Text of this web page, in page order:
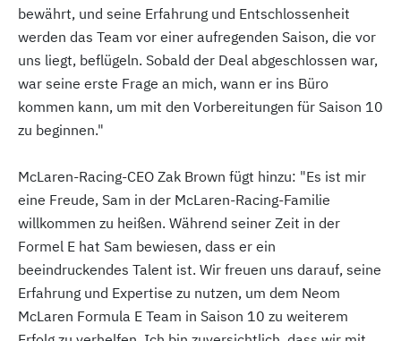
bewährt, und seine Erfahrung und Entschlossenheit
werden das Team vor einer aufregenden Saison, die vor
uns liegt, beflügeln. Sobald der Deal abgeschlossen war,
war seine erste Frage an mich, wann er ins Büro
kommen kann, um mit den Vorbereitungen für Saison 10
zu beginnen."
McLaren-Racing-CEO Zak Brown fügt hinzu: "Es ist mir
eine Freude, Sam in der McLaren-Racing-Familie
willkommen zu heißen. Während seiner Zeit in der
Formel E hat Sam bewiesen, dass er ein
beeindruckendes Talent ist. Wir freuen uns darauf, seine
Erfahrung und Expertise zu nutzen, um dem Neom
McLaren Formula E Team in Saison 10 zu weiterem